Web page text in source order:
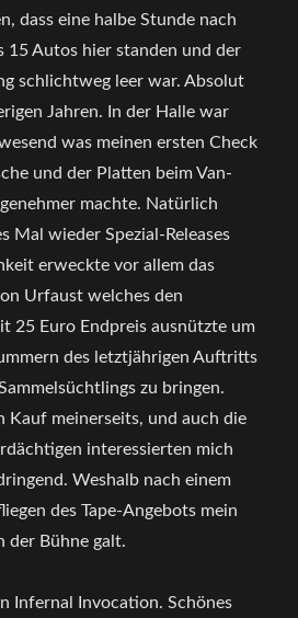
dass eine halbe Stunde nach
15 Autos hier standen und der
schlichtweg leer war. Absolut
Jahren. In der Halle war
was meinen ersten Check
und der Platten beim Van-
machte. Natürlich
Mal wieder Spezial-Releases
erweckte vor allem das
Urfaust welches den
25 Euro Endpreis ausnützte um
des letztjährigen Auftritts
zu bringen.
Kauf meinerseits, und auch die
interessierten mich
Weshalb nach einem
des Tape-Angebots mein
der Bühne galt.
Infernal Invocation. Schönes